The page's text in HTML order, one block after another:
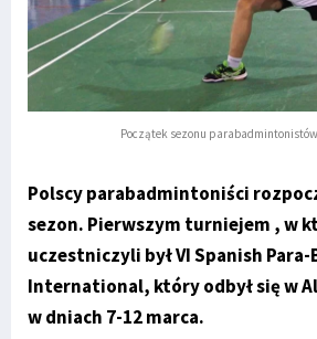
Początek sezonu
Polscy parabadmintoniści
sezon. Pierwszym turniejem , w
uczestniczyli był VI Spanish
International, który odbył się w
w dniach 7-12 marca.